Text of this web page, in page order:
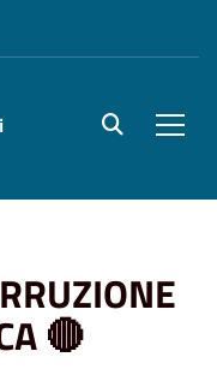
site.searc
🔴